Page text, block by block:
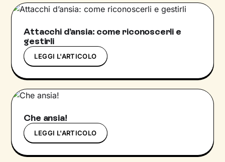
Attacchi d’ansia: come riconoscerli e
gestirli
LEGGI L'ARTICOLO
Che ansia!
LEGGI L'ARTICOLO